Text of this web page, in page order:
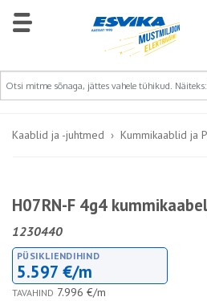
Kaablid ja -juhtmed Kummikaablid ja
H07RN-F 4g4
1230440
PÜSIKLIENDIHIND
5.597 €/m
TAVAHIND 7.996 €/m